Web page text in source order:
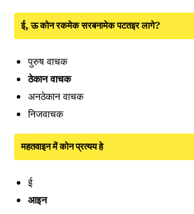
ई, ऊ कोन रकमेक सरबनामेक पटतइर लागे?
पुरुष वाचक
ठेकान वाचक
अनठेकान वाचक
निजवाचक
महतवाइन में कोन प्रत्यय हे
ई
आइन